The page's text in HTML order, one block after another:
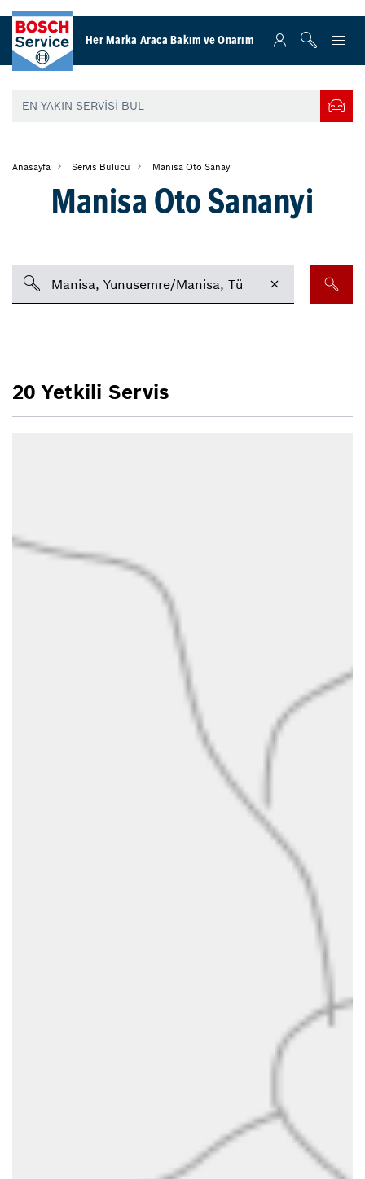
Her Marka Araca Bakım ve Onarım
Anasayfa Servis Bulucu Manisa Oto Sanayi
Manisa Oto Sananyi